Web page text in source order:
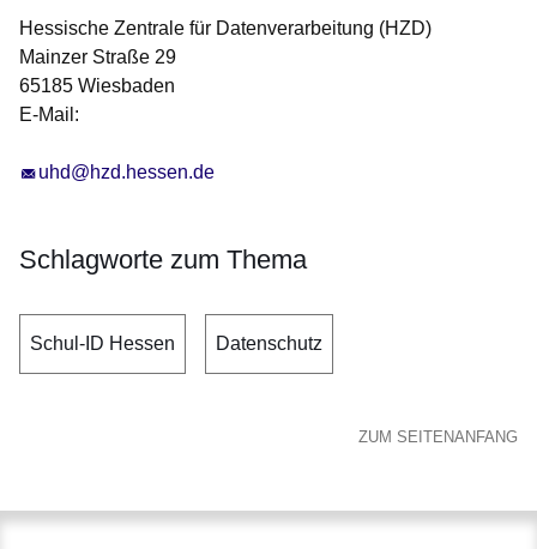
Hessische Zentrale für Datenverarbeitung (HZD)
Mainzer Straße 29
65185 Wiesbaden
E-Mail:
uhd@hzd.hessen.de
Schlagworte zum Thema
Schul-ID Hessen Datenschutz
ZUM SEITENANFANG